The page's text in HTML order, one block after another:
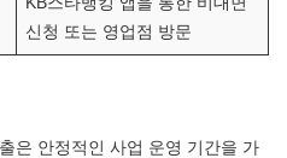
신청 또는 영업점 방문
은 안정적인 사업 운영 기간을 가